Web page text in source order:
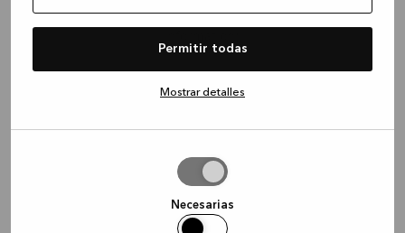
Permitir todas
Mostrar detalles
Necesarias
loadingwww.kvik.es (see the browser console for more